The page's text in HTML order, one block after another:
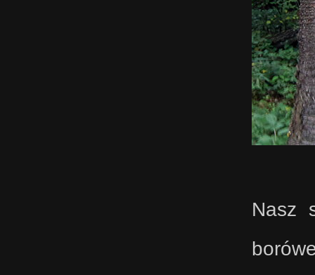
Nasz